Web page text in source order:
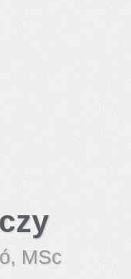
MSc